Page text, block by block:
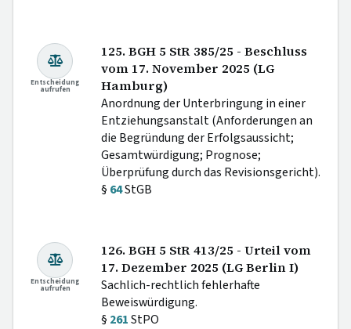
Entscheidung
aufrufen
125. BGH 5 StR 385/25 - Beschluss
vom 17. November 2025 (LG
Hamburg)
Anordnung der Unterbringung in einer
Entziehungsanstalt (Anforderungen an
die Begründung der Erfolgsaussicht;
Gesamtwürdigung; Prognose;
Überprüfung durch das Revisionsgericht).
§ 64StGB
Entscheidung
aufrufen
126. BGH 5 StR 413/25 - Urteil vom
17. Dezember 2025 (LG Berlin I)
Sachlich-rechtlich fehlerhafte
Beweiswürdigung.
§ 261StPO